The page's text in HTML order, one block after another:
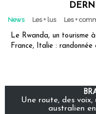
News Les + lus Les +
Le Rwanda, un tourisme
France, Italie :
Une route, des
australien